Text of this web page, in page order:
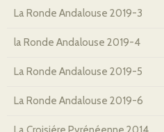
La Ronde Andalouse 2019-3
la Ronde Andalouse 2019-4
La Ronde Andalouse 2019-5
La Ronde Andalouse 2019-6